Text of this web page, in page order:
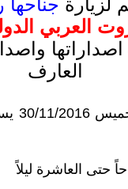
لزيارة
الدولي الـ
العارف
حتى العاشرة ليلاً